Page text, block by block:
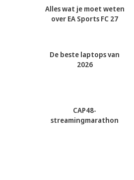
Alles wat je moet weten
over EA Sports FC 27
De beste laptops van
2026
CAP48-
streamingmarathon